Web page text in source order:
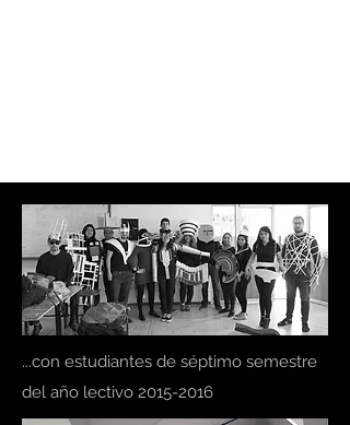
...con estudiantes de séptimo semestre
del año lectivo 2015-2016